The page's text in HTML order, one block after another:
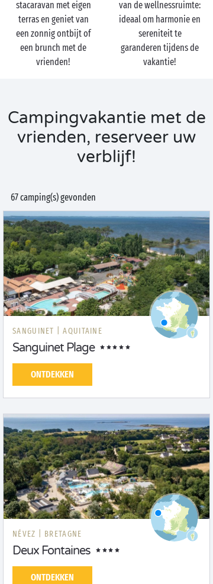
stacaravan met eigen
terras en geniet van
een zonnig ontbijt of
een brunch met de
vrienden!
van de wellnessruimte:
ideaal om harmonie en
sereniteit te
garanderen tijdens de
vakantie!
Campingvakantie met de
vrienden, reserveer uw
verblijf!
67 camping(s) gevonden
SANGUINET | AQUITAINE
Sanguinet Plage
ONTDEKKEN
NÉVEZ | BRETAGNE
Deux Fontaines
ONTDEKKEN